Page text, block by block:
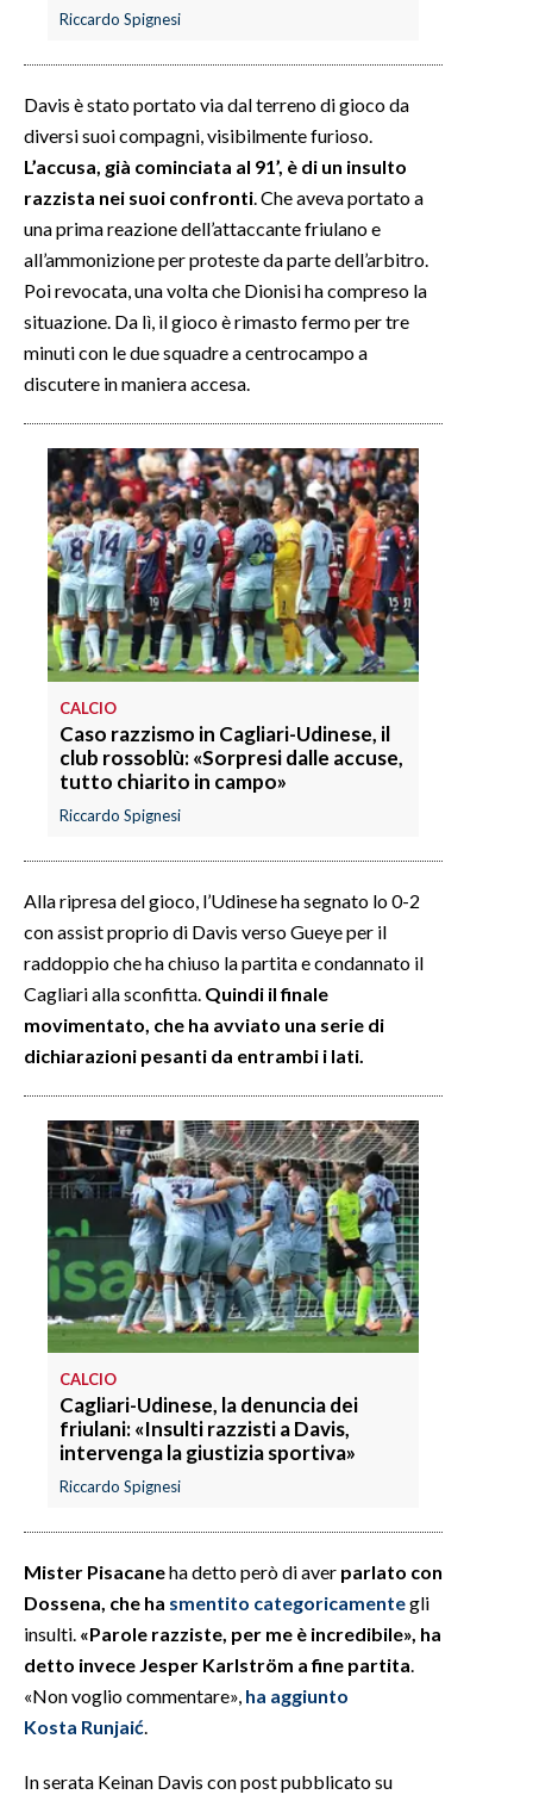
Riccardo Spignesi
Davis è stato portato via dal terreno di gioco da
diversi suoi compagni, visibilmente furioso.
L’accusa, già cominciata al 91’, è di un insulto
razzista nei suoi confronti. Che aveva portato a
una prima reazione dell’attaccante friulano e
all’ammonizione per proteste da parte dell’arbitro.
Poi revocata, una volta che Dionisi ha compreso la
situazione. Da lì, il gioco è rimasto fermo per tre
minuti con le due squadre a centrocampo a
discutere in maniera accesa.
CALCIO
Caso razzismo in Cagliari-Udinese, il
club rossoblù: «Sorpresi dalle accuse,
tutto chiarito in campo»
Riccardo Spignesi
Alla ripresa del gioco, l’Udinese ha segnato lo 0-2
con assist proprio di Davis verso Gueye per il
raddoppio che ha chiuso la partita e condannato il
Cagliari alla sconfitta. Quindi il finale
movimentato, che ha avviato una serie di
dichiarazioni pesanti da entrambi i lati.
CALCIO
Cagliari-Udinese, la denuncia dei
friulani: «Insulti razzisti a Davis,
intervenga la giustizia sportiva»
Riccardo Spignesi
Mister Pisacaneha detto però di aver parlato con
Dossena, che ha smentito categoricamentegli
insulti. «Parole razziste, per me è incredibile», ha
detto invece Jesper Karlström a fine partita.
«Non voglio commentare», ha aggiunto
Kosta Runjaić.
In serata Keinan Davis con post pubblicato su